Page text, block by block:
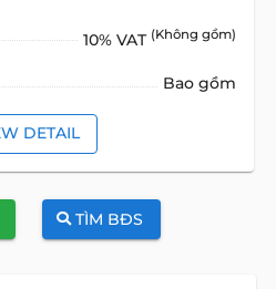
10% VAT (Không gồm)
Bao gồm
DETAIL
TÌM BĐS